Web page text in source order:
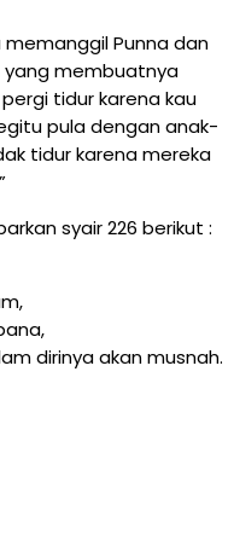
Punna dan
membuatnya
tidur karena kau
pula dengan anak-
tidur karena mereka
syair 226 berikut :
dirinya akan musnah.